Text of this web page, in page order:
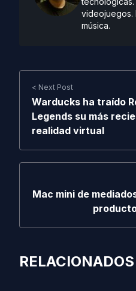
videojuegos.
música.
< Next Post
Warducks ha traído
Legends su más
realidad virtual
Mac mini de
RELACIONADOS